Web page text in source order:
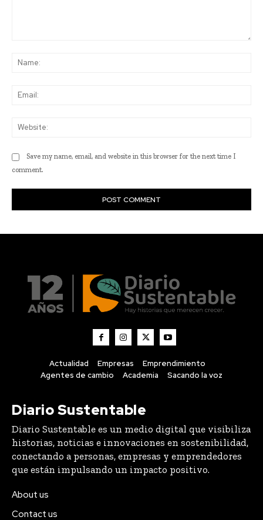
Actualidad Empresas
Emprendimiento
Agentes de cambio
Academia Sacando la voz
Diario Sustentable
Diario Sustentable es un medio digital que visibiliza
historias, noticias e innovaciones en sostenibilidad,
conectando a personas, empresas y emprendedores
que están impulsando un impacto positivo.
About us
Contact us